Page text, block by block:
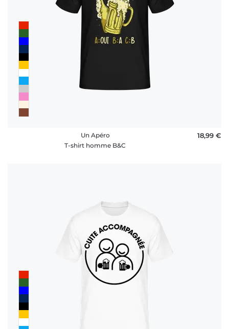
Un Apéro
T-shirt homme B&C
18,99 €